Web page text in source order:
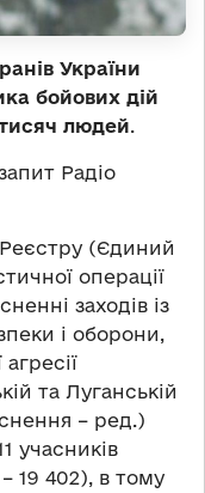
України
бойових дій
людей.
Радіо
(Єдиний
операції
заходів із
і оборони,
та Луганській
– ред.)
учасників
19 402), в тому